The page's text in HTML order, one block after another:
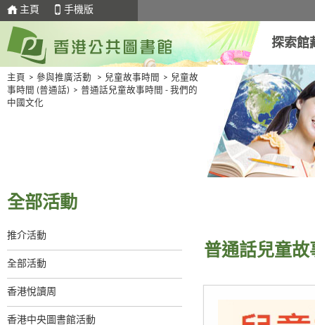
主頁 手機版
探索館
主頁 > 參與推廣活動 > 兒童故事時間 > 兒童故
事時間 (普通話) > 普通話兒童故事時間 - 我們的
中國文化
全部活動
推介活動
全部活動
香港悅讀周
香港中央圖書館活動
普通話兒童故